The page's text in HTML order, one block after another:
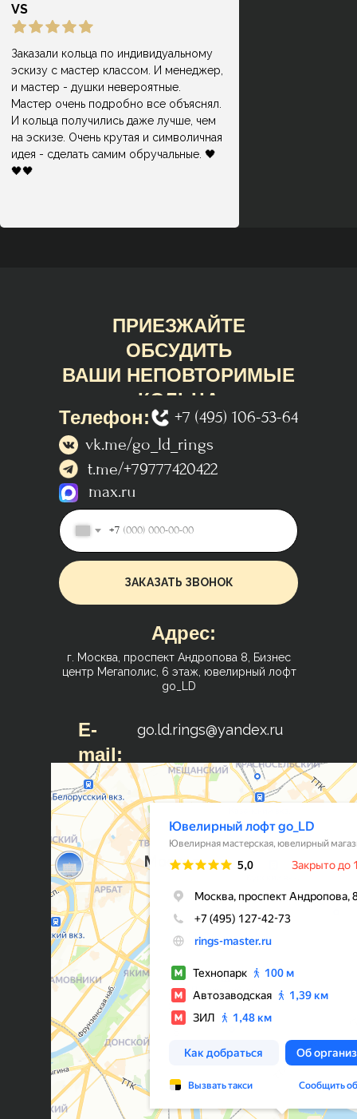
Заказали кольца по индивидуальному
эскизу с мастер классом. И менеджер,
и мастер - душки невероятные.
Мастер очень подробно все объяснял.
И кольца получились даже лучше, чем
на эскизе. Очень крутая и символичная
идея - сделать самим обручальные. 🖤
🖤🖤
VS
ПРИЕЗЖАЙТЕ
ОБСУДИТЬ
ВАШИ НЕПОВТОРИМЫЕ
КОЛЬЦА
Телефон:
+7 (495) 106-53-64
vk.me/go_ld_rings
Адрес:
г. Москва, проспект Андропова 8, Бизнес
центр Мегаполис, 6 этаж, ювелирный лофт
go_LD
E-
mail:
go.ld.rings@yandex.ru
t.me/+79777420422
max.ru
+7
ЗАКАЗАТЬ ЗВОНОК